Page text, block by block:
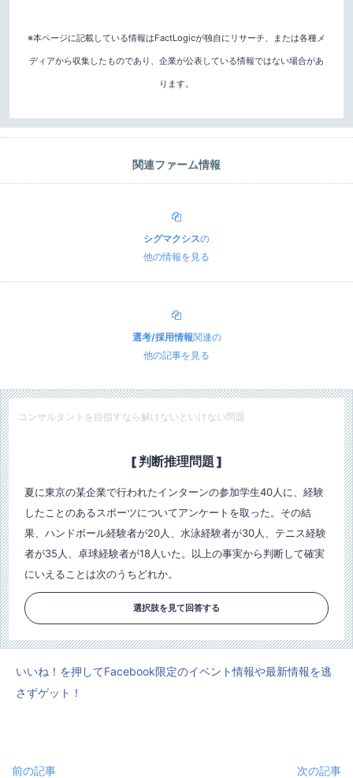
※本ページに記載している情報はFactLogicが独自にリサーチ、または各種メ
ディアから収集したものであり、企業が公表している情報ではない場合があ
ります。
関連ファーム情報
シグマクシスの
他の情報を見る
選考/採用情報関連の
他の記事を見る
コンサルタントを目指すなら解けないといけない問題
[ 判断推理問題 ]
夏に東京の某企業で行われたインターンの参加学生40人に、経験
したことのあるスポーツについてアンケートを取った。その結
果、ハンドボール経験者が20人、水泳経験者が30人、テニス経験
者が35人、卓球経験者が18人いた。以上の事実から判断して確実
にいえることは次のうちどれか。
選択肢を見て回答する
いいね！を押してFacebook限定のイベント情報や最新情報を逃
さずゲット！
前の記事 次の記事